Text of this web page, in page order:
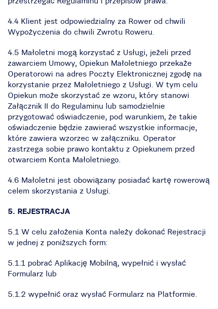
4.4 Klient jest odpowiedzialny za Rower od chwili
Wypożyczenia do chwili Zwrotu Roweru.
4.5 Małoletni mogą korzystać z Usługi, jeżeli przed
zawarciem Umowy, Opiekun Małoletniego przekaże
Operatorowi na adres Poczty Elektronicznej zgodę na
korzystanie przez Małoletniego z Usługi. W tym celu
Opiekun może skorzystać ze wzoru, który stanowi
Załącznik II do Regulaminu lub samodzielnie
przygotować oświadczenie, pod warunkiem, że takie
oświadczenie będzie zawierać wszystkie informacje,
które zawiera wzorzec w załączniku. Operator
zastrzega sobie prawo kontaktu z Opiekunem przed
otwarciem Konta Małoletniego.
4.6 Małoletni jest obowiązany posiadać kartę rowerową
celem skorzystania z Usługi.
5. REJESTRACJA
5.1 W celu założenia Konta należy dokonać Rejestracji
w jednej z poniższych form:
5.1.1 pobrać Aplikację Mobilną, wypełnić i wysłać
Formularz lub
5.1.2 wypełnić oraz wysłać Formularz na Platformie.